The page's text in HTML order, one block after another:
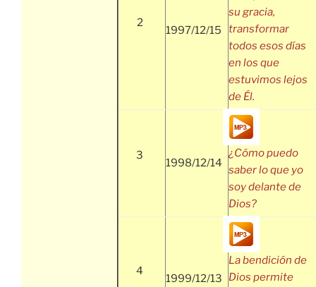
2
1997/12/15
su gracia,
transformar
todos esos días
en los que
estuvimos lejos
de Él.
3
1998/12/14
¿Cómo puedo
saber lo que yo
soy delante de
Dios?
4
1999/12/13
La bendición de
Dios permite